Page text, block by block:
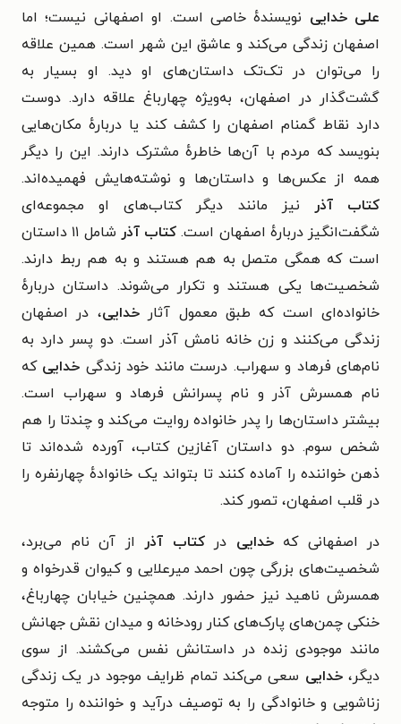
علی خدایی نویسندهٔ خاصی است. او اصفهانی نیست؛ اما
اصفهان زندگی می‌کند و عاشق این شهر است. همین علاقه
را می‌توان در تک‌تک داستان‌های او دید. او بسیار به
گشت‌گذار در اصفهان، به‌ویژه چهارباغ علاقه دارد. دوست
دارد نقاط گمنام اصفهان را کشف کند یا دربارهٔ مکان‌هایی
بنویسد که مردم با آن‌ها خاطرهٔ مشترک دارند. این را دیگر
همه از عکس‌ها و داستان‌ها و نوشته‌هایش فهمیده‌اند.
کتاب آذر نیز مانند دیگر کتاب‌های او مجموعه‌ای
شگفت‌انگیز دربارهٔ اصفهان است. کتاب آذر
شامل ۱۱ داستان
است که همگی متصل به هم هستند و به هم ربط دارند.
شخصیت‌ها یکی‌ هستند و تکرار می‌شوند. داستان دربارهٔ
خانواده‌ای‌ است که طبق معمول آثارخدایی، در اصفهان
زند‌‌گی می‌کنند و زن خانه نامش آذر است. دو پسر دارد به
نام‌های فرهاد و سهراب. درست مانند خود زندگی خداییکه
نام همسرش آذر و نام پسرانش فرهاد و سهراب است.
بیشتر داستان‌ها را پدر خانواده روایت می‌کند و چند‌تا را هم
شخص سوم. دو داستان آغازین کتاب، آورده شده‌اند تا
ذهن خواننده را آماده کنند تا بتواند یک خانواده‌ٔ چهارنفره را
در قلب اصفهان، تصور کند‌.
در اصفهانی کهخدایی درکتاب آذر
از آن نام می‌برد،
شخصیت‌های بزرگی چون احمد میرعلایی و کیوان قدرخواه و
همسرش ناهید نیز حضور دارند. همچنین خیابان چهارباغ،
خنکی چمن‌های پارک‌های کنار رودخانه‌ و میدان نقش جهانش
مانند موجودی زنده در داستانش نفس می‌کشند. از سوی
دیگر،خدایی سعی می‌کند تمام ظرایف موجود در یک زندگی
زناشویی و خانوادگی را به توصیف درآید و خواننده را متوجه